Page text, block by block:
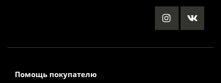
Помощь покупателю